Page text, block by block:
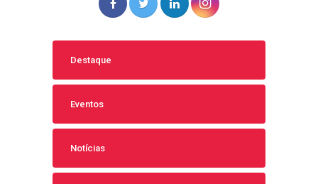
Destaque
Eventos
Notícias